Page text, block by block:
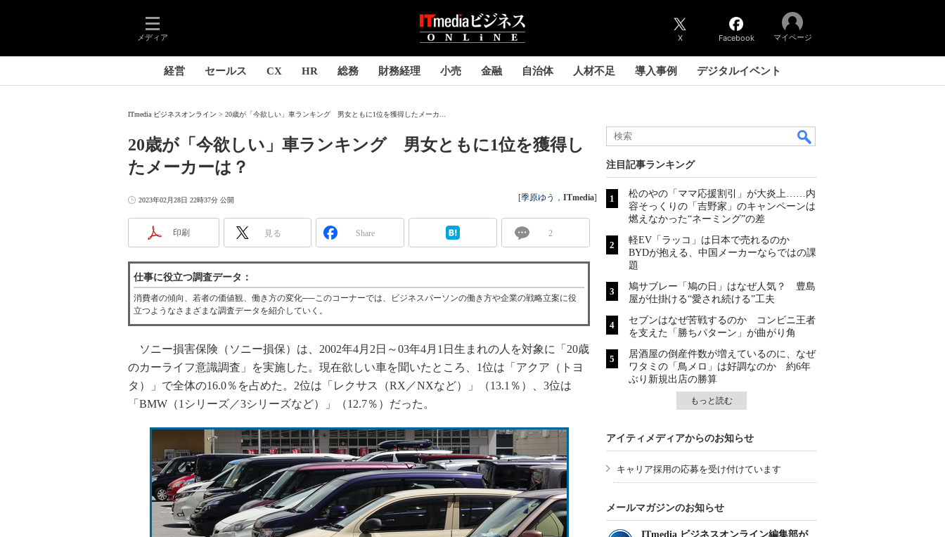
メディア X Facebook マイページ
経営 セールス CX HR 総務 財務経理 小売 金融 自治体 人材不足 導入事例 デジタルイベント
ITmedia ビジネスオンライン 20歳が「今欲しい」車ランキング 男女ともに1位を獲得したメーカ...
20歳が「今欲しい」車ランキング 男女ともに1位を獲得し
たメーカーは？
2023年02月28日 22時37分 公開 [季原ゆう ， ITmedia]
印刷 見る Share 2
仕事に役立つ調査データ：
消費者の傾向、若者の価値観、働き方の変化──このコーナーでは、ビジネスパーソンの働き方や企業の戦略立案に役
立つようなさまざまな調査データを紹介していく。
ソニー損害保険（ソニー損保）は、2002年4月2日～03年4月1日生まれの人を対象に「20歳
のカーライフ意識調査」を実施した。現在欲しい車を聞いたところ、1位は「アクア（トヨ
タ）」で全体の16.0％を占めた。2位は「レクサス（RX／NXなど）」（13.1％）、3位は
「BMW（1シリーズ／3シリーズなど）」（12.7％）だった。
注目記事ランキング
松のやの「ママ応援割引」が大炎上……内
容そっくりの「吉野家」のキャンペーンは
燃えなかった“ネーミング”の差
軽EV「ラッコ」は日本で売れるのか
BYDが抱える、中国メーカーならではの課
題
鳩サブレー「鳩の日」はなぜ人気？ 豊島
屋が仕掛ける“愛され続ける”工夫
セブンはなぜ苦戦するのか コンビニ王者
を支えた「勝ちパターン」が曲がり角
居酒屋の倒産件数が増えているのに、なぜ
ワタミの「鳥メロ」は好調なのか 約6年
ぶり新規出店の勝算
もっと読む
アイティメディアからのお知らせ
キャリア採用の応募を受け付けています
メールマガジンのお知らせ
ITmedia ビジネスオンライン編集部が